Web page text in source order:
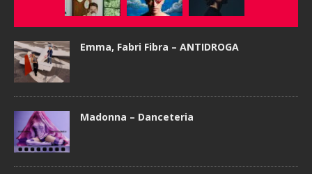
Emma, Fabri Fibra – ANTIDROGA
Madonna – Danceteria